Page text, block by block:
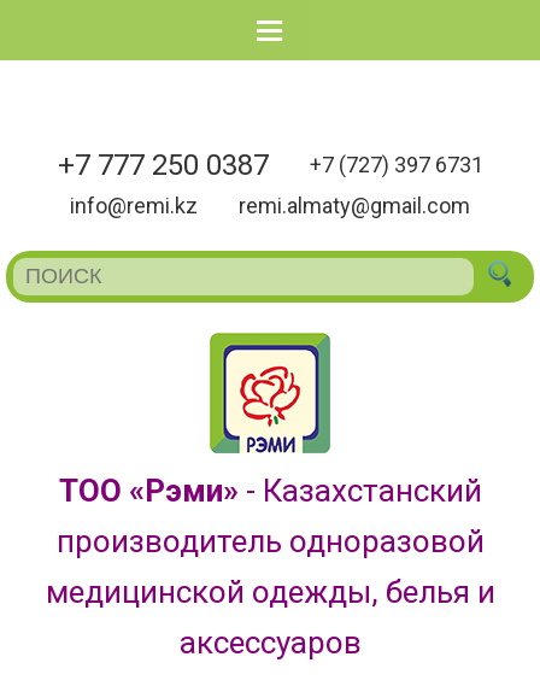
+7 777 250 0387
+7 (727) 397 6731
info@remi.kz
remi.almaty@gmail.com
ТОО «Рэми» - Казахстанский
производитель одноразовой
медицинской одежды, белья и
аксессуаров